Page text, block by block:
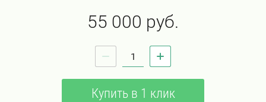
55 000 руб.
Купить в 1 клик